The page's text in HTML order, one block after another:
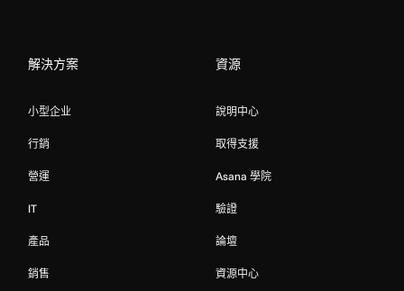
解決方案
小型企业
行銷
營運
IT
產品
銷售
資源
說明中心
取得支援
Asana 學院
驗證
論壇
資源中心